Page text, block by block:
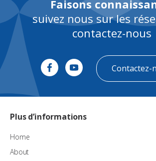
Faisons
suivez nous sur les
contactez-nous
Contactez-
Plus d’informations
Home
About